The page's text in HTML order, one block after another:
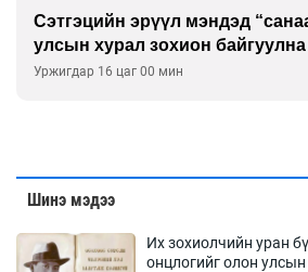
Сэтгэцийн эрүүл мэндэд
улсын хурал зохион байгуулна
Уржигдар 16 цаг 00 мин
Шинэ мэдээ
Их зохиолчийн уран
онцлогийг олон